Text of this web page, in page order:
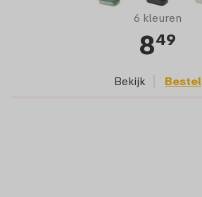
6 kleuren
849
Bekijk Bestel